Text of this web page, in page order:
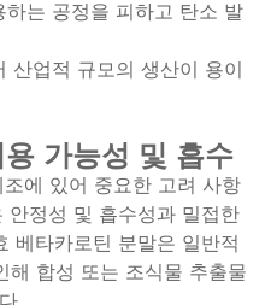
는 공정을 피하고 탄소 발
업적 규모의 생산이 용이
가능성 및 흡수
에 있어 중요한 고려 사항
정성 및 흡수성과 밀접한
베타카로틴 분말은 일반적
합성 또는 조식물 추출물